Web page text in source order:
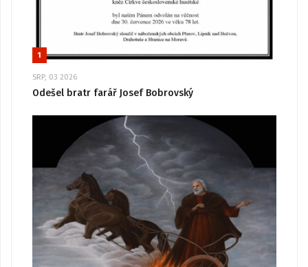
1
SRP, 03 2026
Odešel bratr farář Josef Bobrovský